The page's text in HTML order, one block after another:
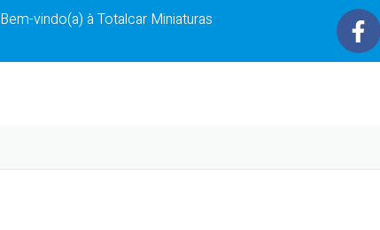
Bem-vindo(a) à Totalcar Miniaturas